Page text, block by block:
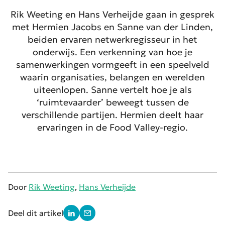
Rik Weeting en Hans Verheijde gaan in gesprek
met Hermien Jacobs en Sanne van der Linden,
beiden ervaren netwerkregisseur in het
onderwijs. Een verkenning van hoe je
samenwerkingen vormgeeft in een speelveld
waarin organisaties, belangen en werelden
uiteenlopen. Sanne vertelt hoe je als
‘ruimtevaarder’ beweegt tussen de
verschillende partijen. Hermien deelt haar
ervaringen in de Food Valley-regio.
Door Rik Weeting, Hans Verheijde
Deel dit artikel